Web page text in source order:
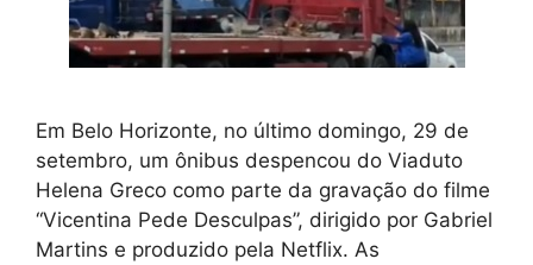
Em Belo Horizonte, no último domingo, 29 de
setembro, um ônibus despencou do Viaduto
Helena Greco como parte da gravação do filme
“Vicentina Pede Desculpas”, dirigido por Gabriel
Martins e produzido pela Netflix. As